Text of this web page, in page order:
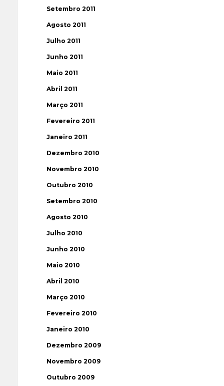
Setembro 2011
Agosto 2011
Julho 2011
Junho 2011
Maio 2011
Abril 2011
Março 2011
Fevereiro 2011
Janeiro 2011
Dezembro 2010
Novembro 2010
Outubro 2010
Setembro 2010
Agosto 2010
Julho 2010
Junho 2010
Maio 2010
Abril 2010
Março 2010
Fevereiro 2010
Janeiro 2010
Dezembro 2009
Novembro 2009
Outubro 2009